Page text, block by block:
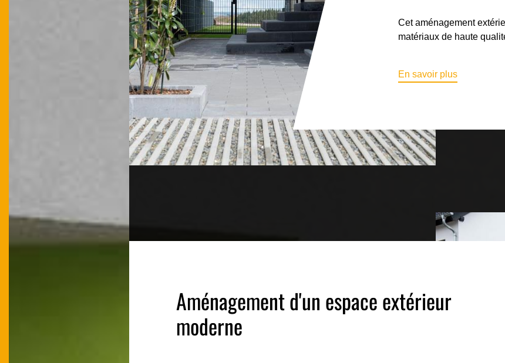
Cet aménagement
matériaux de haute
En savoir plus
Aménagement d'un espace extérieur
moderne